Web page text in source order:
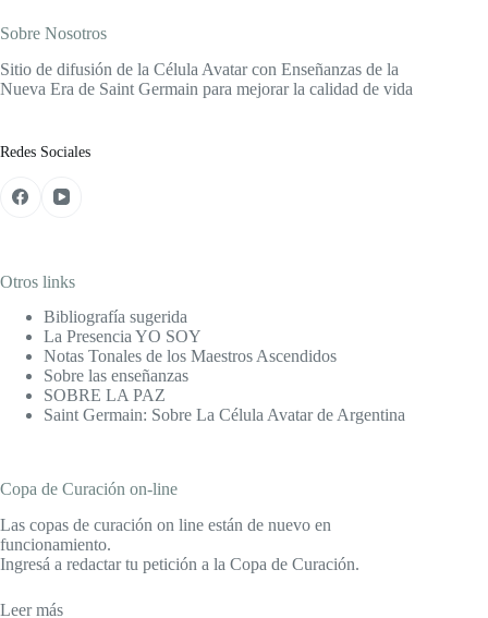
Sobre Nosotros
Sitio de difusión de la Célula Avatar con Enseñanzas de la
Nueva Era de Saint Germain para mejorar la calidad de vida
Redes Sociales
Otros links
Bibliografía sugerida
La Presencia YO SOY
Notas Tonales de los Maestros Ascendidos
Sobre las enseñanzas
SOBRE LA PAZ
Saint Germain: Sobre La Célula Avatar de Argentina
Copa de Curación on-line
Las copas de curación on line están de nuevo en
funcionamiento.
Ingresá a redactar tu petición a la Copa de Curación.
Leer más